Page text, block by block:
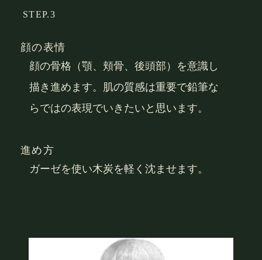
STEP.3
顔の表情
顔の骨格（顎、頬骨、後頭部）を意識し
描き進めます。肌の質感は重要で鉛筆な
らではの表現でいきたいと思います。
進め方
ガーゼを使い木炭を軽く沈ませます。